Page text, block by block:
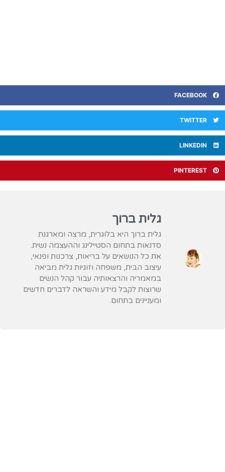
FACEBOOK
TWITTER
LINKEDIN
PINTEREST
גלית ברוך
גלית ברוך היא בלוגרית, מרצה ומארגנת
סדנאות בתחום הסטיילינג וההעצמה נשית.
את כל הנושאים על בריאות, צרכנות ופנאי,
עיצוב הבית, משפחה וזוגיות גלית מביאה
במאמריה והרצאותיה עבור קהל הנשים
שרוצות לקבל מידע והשראה לדברים חדשים
ומעניינים בתחום.